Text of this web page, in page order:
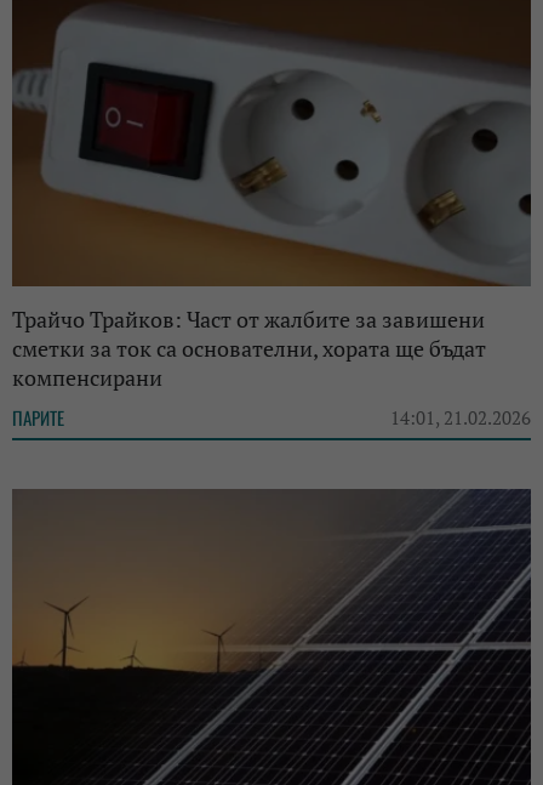
Трайчо Трайков: Част от жалбите за завишени
сметки за ток са основателни, хората ще бъдат
компенсирани
ПАРИТЕ 14:01, 21.02.2026